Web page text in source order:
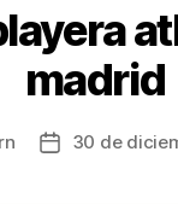
madrid
Fecha30 de